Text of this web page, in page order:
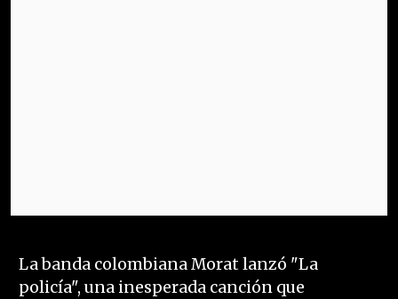
La banda colombiana Morat lanzó "La
policía", una inesperada canción que